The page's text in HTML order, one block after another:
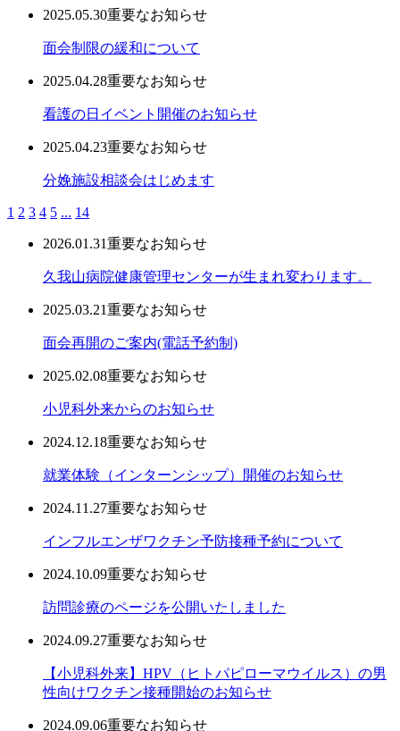
2025.05.30重要なお知らせ
面会制限の緩和について
2025.04.28重要なお知らせ
看護の日イベント開催のお知らせ
2025.04.23重要なお知らせ
分娩施設相談会はじめます
1 2 3 4 5 ... 14
2026.01.31重要なお知らせ
久我山病院健康管理センターが生まれ変わります。
2025.03.21重要なお知らせ
面会再開のご案内(電話予約制)
2025.02.08重要なお知らせ
小児科外来からのお知らせ
2024.12.18重要なお知らせ
就業体験（インターンシップ）開催のお知らせ
2024.11.27重要なお知らせ
インフルエンザワクチン予防接種予約について
2024.10.09重要なお知らせ
訪問診療のページを公開いたしました
2024.09.27重要なお知らせ
【小児科外来】HPV（ヒトパピローマウイルス）の男
性向けワクチン接種開始のお知らせ
2024.09.06重要なお知らせ